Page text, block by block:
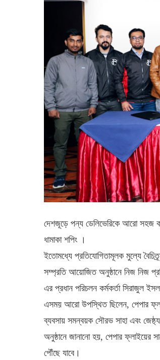
দেশজূড়ে পন্য ডেলিভেরিকে আরো সহজ
ধামাকা শপিং ।
ইতোমধ্যে প্রতিযোগিতামূলক মুল্যে
সম্প্রতি আয়োজিত অনুষ্ঠানে নিজ নিজ
এর প্রধান পরিচলন কর্মকর্তা সিরাজুল
এসময় আরো উপস্থিত ছিলেন, পেপার
ব্যবসায় সমন্বয়ক সৌরভ সাহা এবং
অনুষ্ঠানে জানানো হয়, পেপার ফ্লাইয়ের
পৌঁছে যাবে।